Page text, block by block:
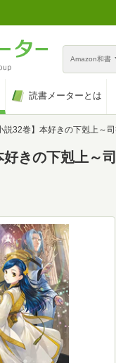
Amazon和書
読書メーターとは
巻】本好きの下剋上～司書になるためには手段を選んでいられません～第五部「女神の
好きの下剋上～